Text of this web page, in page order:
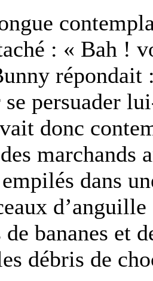
: « Bah !
répondait
persuader
donc
marchands
dans
de bananes et
débris de